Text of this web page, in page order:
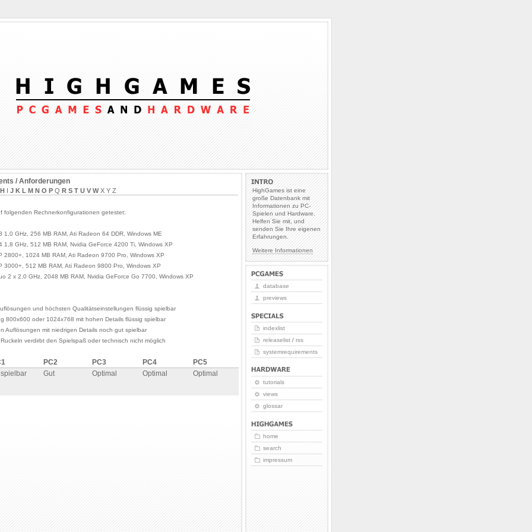
HighGames ist eine
große Datenbank mit
Informationen zu PC-
Spielen und Hardware.
Helfen Sie mit, und
senden Sie Ihre eigenen
Erfahrungen.
Weitere Informationen
/ Anforderungen
H I J K L M N O P Q R S T U V WX Y Z
folgenden Rechnerkonfigurationen getestet:
1,0 GHz, 256 MB RAM, Ati Radeon 64 DDR, Windows ME
1,8 GHz, 512 MB RAM, Nvidia GeForce 4200 Ti, Windows XP
2800+, 1024 MB RAM, Ati Radeon 9700 Pro, Windows XP
3000+, 512 MB RAM, Ati Radeon 9800 Pro, Windows XP
2 x 2,0 GHz, 2048 MB RAM, Nvidia GeForce Go 7700, Windows XP
und höchsten Qualitätseinstellungen flüssig spielbar
800x600 oder 1024x768 mit hohen Details flüssig spielbar
Auflösungen mit niedrigen Details noch gut spielbar
verdirbt den Spielspaß oder technisch nicht möglich
PC2 PC3 PC4
PC5
Gut Optimal Optimal Optimal
database
previews
indexlist
releaselist / rss
systemrequirements
tutorials
views
glossar
home
search
impressum